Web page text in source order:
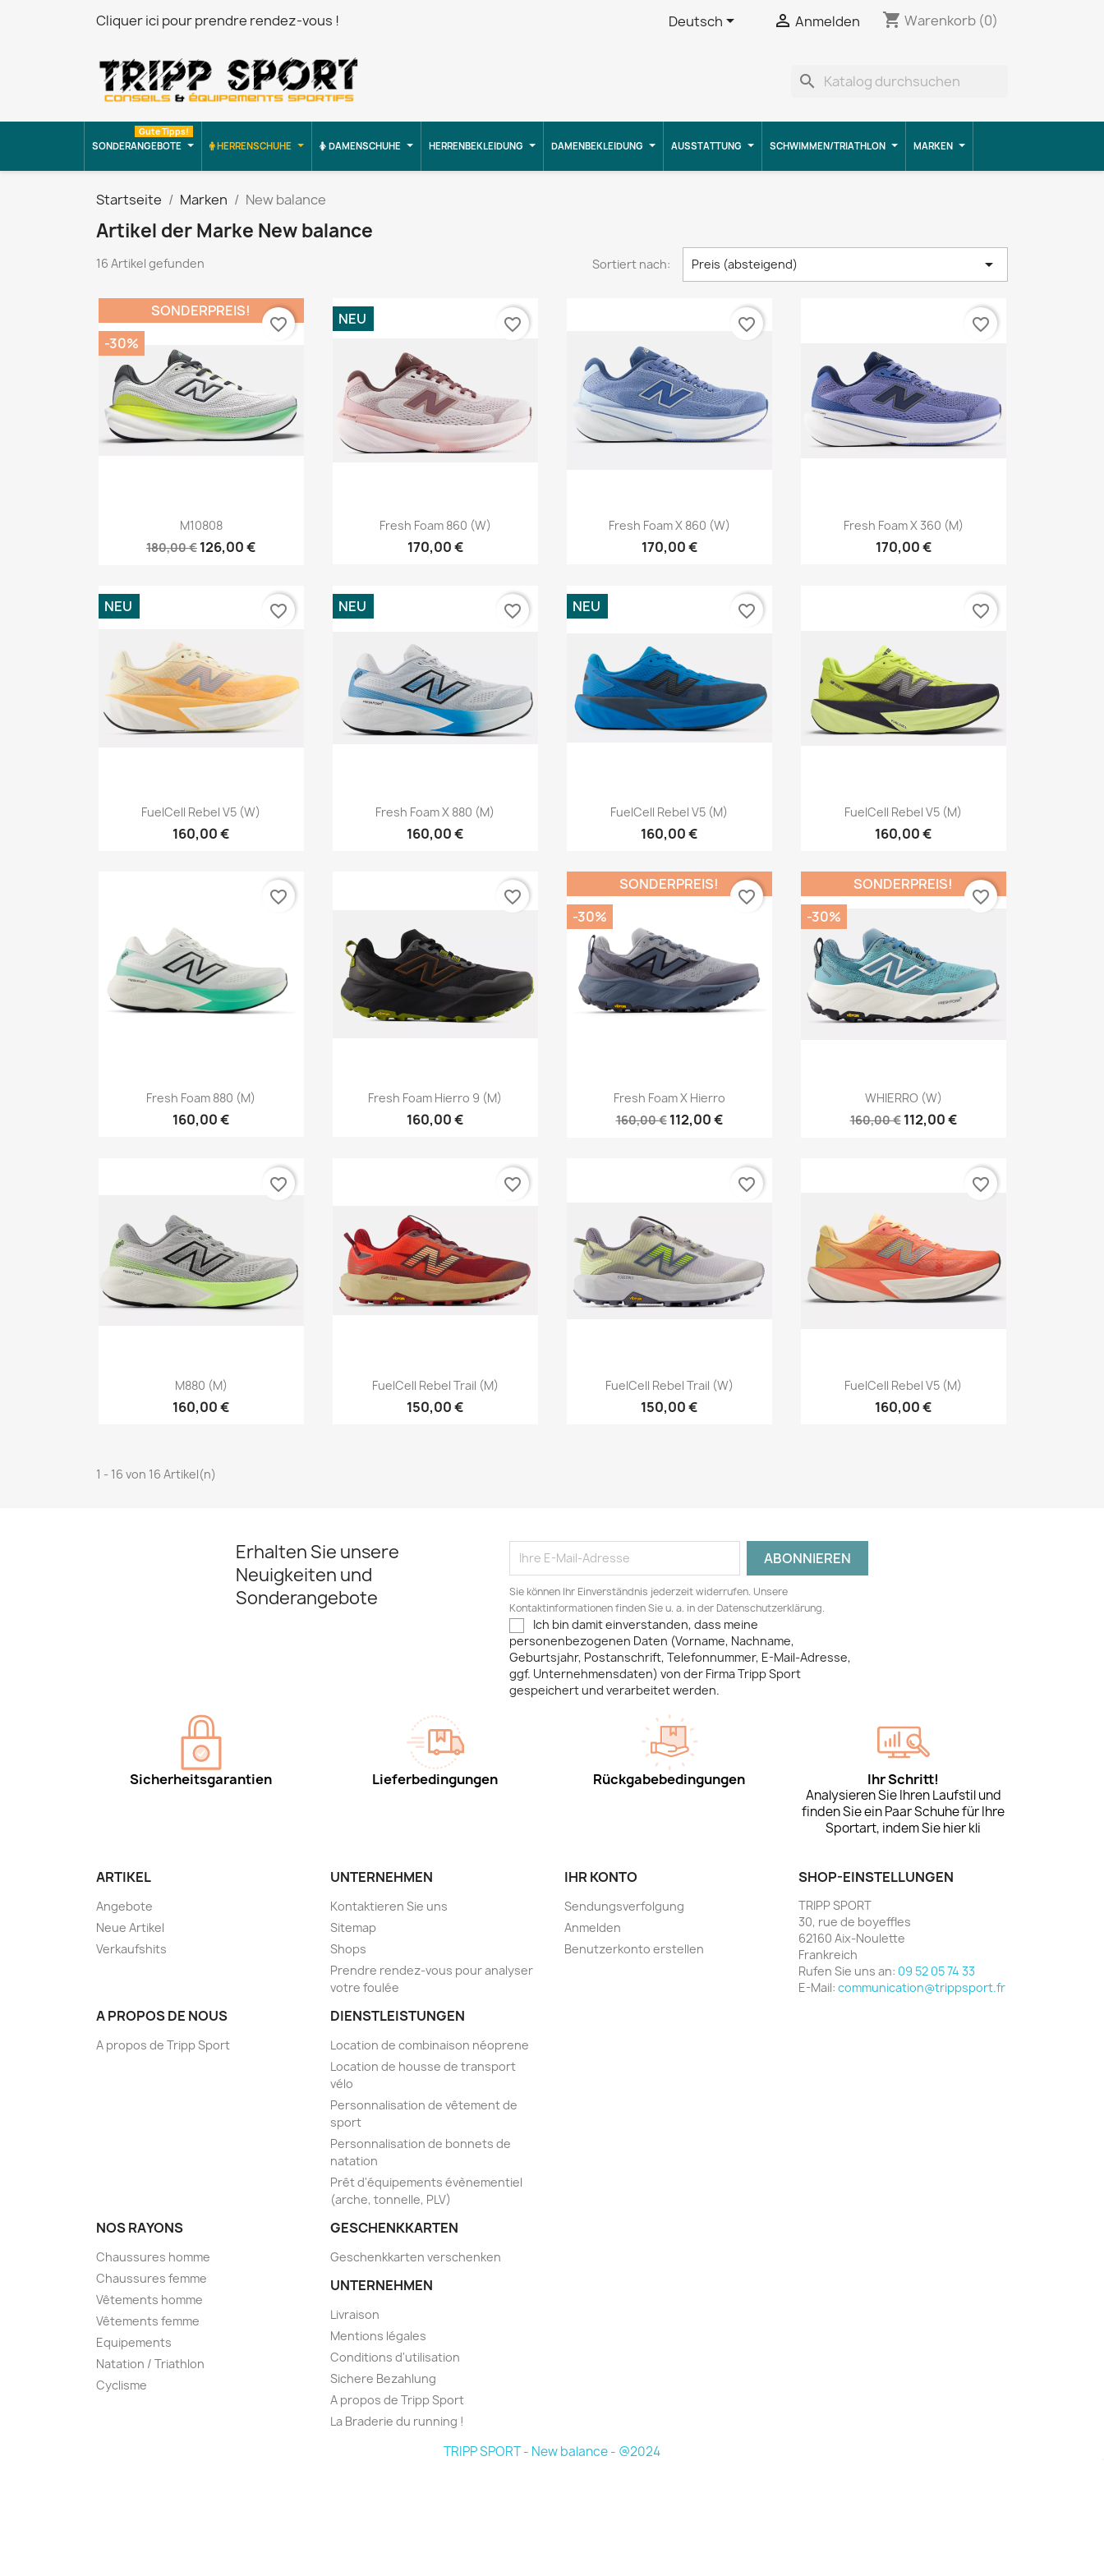
Cliquer ici pour prendre rendez-vous ! Deutsch  Anmelden shopping_cart Warenkorb (0)
search
SONDERANGEBOTE
Gute Tipps!
HERRENSCHUHE DAMENSCHUHE HERRENBEKLEIDUNG DAMENBEKLEIDUNG AUSSTATTUNG SCHWIMMEN/TRIATHLON MARKEN
Startseite Marken New balance
Artikel der Marke New balance
16 Artikel gefunden Sortiert nach: Preis (absteigend) 
Vorschau
M10808
180,00 € 126,00 €
SONDERPREIS!
-30%
favorite_border
 Vorschau
Fresh Foam 860 (W)
170,00 €
NEU favorite_border
Vorschau
Fresh Foam X 860 (W)
170,00 €
favorite_border
Vorschau
Fresh Foam X 360 (M)
170,00 €
favorite_border
Vorschau
FuelCell Rebel V5 (W)
160,00 €
NEU favorite_border
Vorschau
Fresh Foam X 880 (M)
160,00 €
NEU favorite_border
Vorschau
FuelCell Rebel V5 (M)
160,00 €
NEU favorite_border
Vorschau
FuelCell Rebel V5 (M)
160,00 €
favorite_border
 Vorschau
Fresh Foam 880 (M)
160,00 €
favorite_border
Vorschau
Fresh Foam Hierro 9 (M)
160,00 €
favorite_border
 Vorschau
Fresh Foam X Hierro
160,00 € 112,00 €
SONDERPREIS!
-30%
favorite_border
Vorschau
WHIERRO (W)
160,00 € 112,00 €
SONDERPREIS!
-30%
favorite_border
Vorschau
M880 (M)
160,00 €
favorite_border
Vorschau
FuelCell Rebel Trail (M)
150,00 €
favorite_border
Vorschau
FuelCell Rebel Trail (W)
150,00 €
favorite_border
Vorschau
FuelCell Rebel V5 (M)
160,00 €
favorite_border
1 - 16 von 16 Artikel(n)
Erhalten Sie unsere
Neuigkeiten und
Sonderangebote
Sie können Ihr Einverständnis jederzeit widerrufen. Unsere
Kontaktinformationen finden Sie u. a. in der Datenschutzerklärung.
Ich bin damit einverstanden, dass meine
personenbezogenen Daten (Vorname, Nachname,
Geburtsjahr, Postanschrift, Telefonnummer, E-Mail-Adresse,
ggf. Unternehmensdaten) von der Firma Tripp Sport
gespeichert und verarbeitet werden.
Sicherheitsgarantien Lieferbedingungen Rückgabebedingungen Ihr Schritt!
Analysieren Sie Ihren Laufstil und
finden Sie ein Paar Schuhe für Ihre
Sportart, indem Sie hier kli
ARTIKEL
Angebote
Neue Artikel
Verkaufshits
UNTERNEHMEN
Kontaktieren Sie uns
Sitemap
Shops
Prendre rendez-vous pour analyser
votre foulée
A PROPOS DE NOUS
A propos de Tripp Sport
DIENSTLEISTUNGEN
Location de combinaison néoprene
Location de housse de transport
vélo
Personnalisation de vêtement de
sport
Personnalisation de bonnets de
natation
Prêt d'équipements évènementiel
(arche, tonnelle, PLV)
NOS RAYONS
Chaussures homme
Chaussures femme
Vêtements homme
Vêtements femme
Equipements
Natation / Triathlon
Cyclisme
GESCHENKKARTEN
Geschenkkarten verschenken
UNTERNEHMEN
Livraison
Mentions légales
Conditions d'utilisation
Sichere Bezahlung
A propos de Tripp Sport
La Braderie du running !
IHR KONTO
Sendungsverfolgung
Anmelden
Benutzerkonto erstellen
SHOP-EINSTELLUNGEN
TRIPP SPORT
30, rue de boyeffles
62160 Aix-Noulette
Frankreich
Rufen Sie uns an: 09 52 05 74 33
E-Mail: communication@trippsport.fr
TRIPP SPORT - New balance - @2024